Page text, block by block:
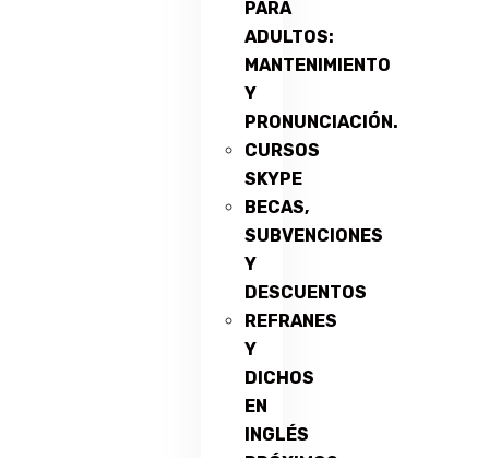
PARA
ADULTOS:
MANTENIMIENTO
Y
PRONUNCIACIÓN.
CURSOS
SKYPE
BECAS,
SUBVENCIONES
Y
DESCUENTOS
REFRANES
Y
DICHOS
EN
INGLÉS